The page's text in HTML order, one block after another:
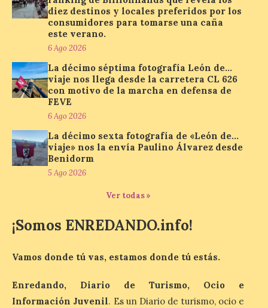
Paradores renueva su
compromiso con La Vuelta
como patrocinador oficial
7 Ago 2026
volverá a estar presente
junto al control de firmas
y, como novedad, en el
Leaders Lounge, dos espacios exclusivos
para los ciclistas. El recorrido de La
Vuelta discurrirá junto a 17 […]
Última llamada: Eclipse
precio
7 Ago 2026
diez destinos y locales preferidos por los
consumidores para tomarse una caña
este verano.
6 Ago 2026
La décimo séptima fotografía León de…
viaje nos llega desde la carretera CL 626
con motivo de la marcha en defensa de
FEVE
6 Ago 2026
La décimo sexta fotografía de «León de…
viaje» nos la envía Paulino Álvarez desde
Benidorm
5 Ago 2026
Ver todas »
¡Somos ENREDANDO.info!
Vamos donde tú vas, estamos donde tú estás.
Enredando, Diario de Turismo, Ocio e
Información Juvenil. Es un Diario de turismo, ocio e